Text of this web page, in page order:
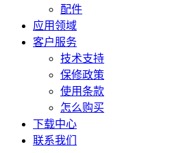
配件
应用领域
客户服务
技术支持
保修政策
使用条款
怎么购买
下载中心
联系我们